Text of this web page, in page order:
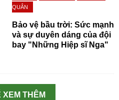
QUÂN
Bảo vệ bầu trời: Sức mạnh
và sự duyên dáng của đội
bay "Những Hiệp sĩ Nga"
XEM THÊM